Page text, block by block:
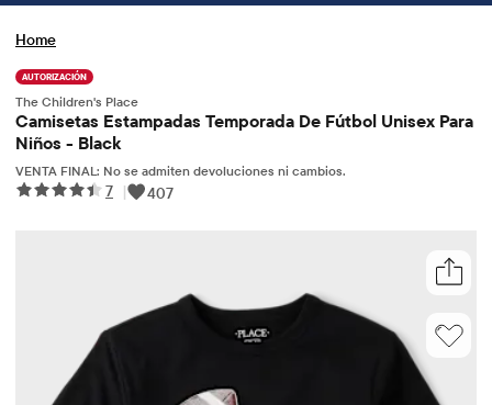
Home
AUTORIZACIÓN
The Children's Place
Camisetas Estampadas Temporada De Fútbol Unisex Para
Niños - Black
VENTA FINAL: No se admiten devoluciones ni cambios.
7 | 407